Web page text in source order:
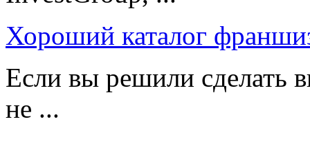
Хороший каталог
Если вы решили сделать
не ...